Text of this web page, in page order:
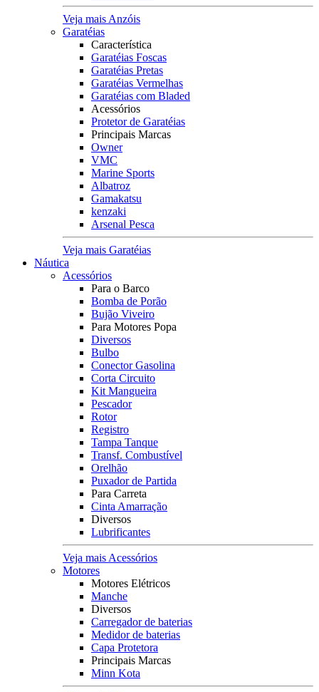
Veja mais Anzóis
Garatéias
Característica
Garatéias Foscas
Garatéias Pretas
Garatéias Vermelhas
Garatéias com Bladed
Acessórios
Protetor de Garatéias
Principais Marcas
Owner
VMC
Marine Sports
Albatroz
Gamakatsu
kenzaki
Arsenal Pesca
Veja mais Garatéias
Náutica
Acessórios
Para o Barco
Bomba de Porão
Bujão Viveiro
Para Motores Popa
Diversos
Bulbo
Conector Gasolina
Corta Circuito
Kit Mangueira
Pescador
Rotor
Registro
Tampa Tanque
Transf. Combustível
Orelhão
Puxador de Partida
Para Carreta
Cinta Amarração
Diversos
Lubrificantes
Veja mais Acessórios
Motores
Motores Elétricos
Manche
Diversos
Carregador de baterias
Medidor de baterias
Capa Protetora
Principais Marcas
Minn Kota